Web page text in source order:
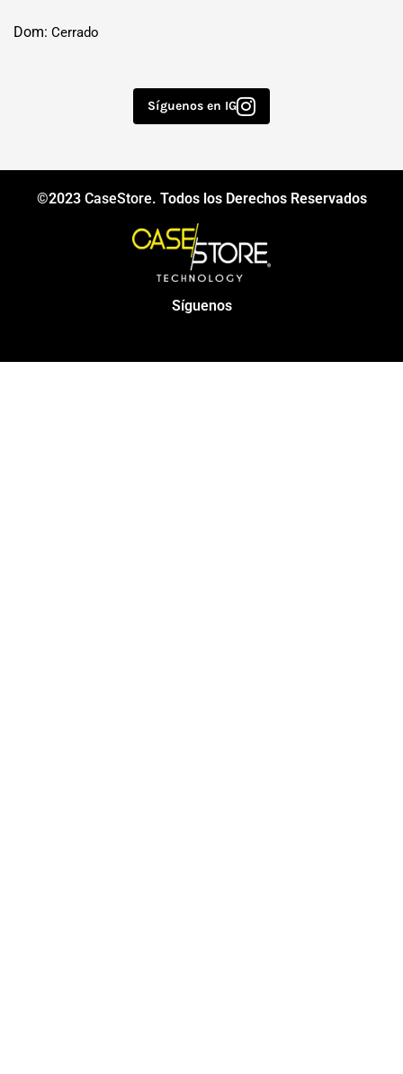
Dom: Cerrado
Síguenos en IG
©2023 CaseStore. Todos los Derechos Reservados
Síguenos